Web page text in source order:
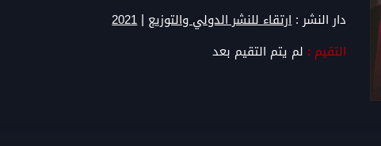
دار النشر :ارتقاء للنشر الدولي والتوزيع |
2021
التقيم : لم يتم التقيم بعد